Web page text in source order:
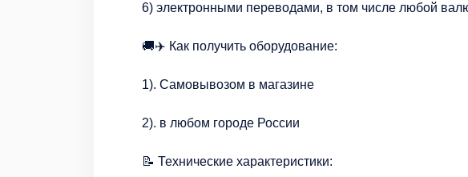
6) электронными переводами, в том числе любой
🚚✈️ Как получить оборудование:
1). Самовывозом в магазине
2). в любом городе России
📝 Технические характеристики: